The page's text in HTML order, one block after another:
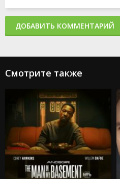
ДОБАВИТЬ КОММЕНТАРИЙ
Смотрите также